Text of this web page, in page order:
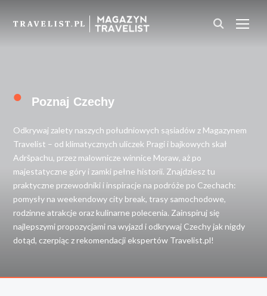
• Poznaj Czechy
Odkrywaj zalety naszych południowych sąsiadów z Magazynem
Travelist – od klimatycznych uliczek Pragi i bajkowych skał
Adršpachu, przez malownicze winnice Moraw, aż po
majestatyczne góry i zamki pełne historii. Znajdziesz tu
praktyczne przewodniki i inspiracje na podróże po Czechach:
pomysły na weekendowy city break, trasy samochodowe,
rodzinne atrakcje oraz kulinarne polecenia. Zainspiruj się
najlepszymi propozycjami na wyjazd i odkrywaj Czechy jak nigdy
dotąd, czerpiąc z rekomendacji ekspertów Travelist.pl!